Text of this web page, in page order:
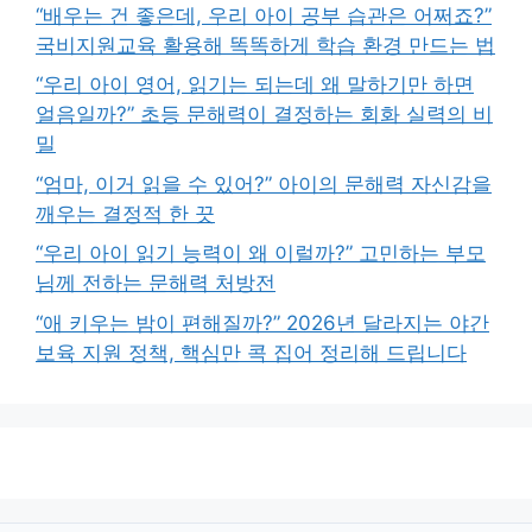
“배우는 건 좋은데, 우리 아이 공부 습관은 어쩌죠?”
국비지원교육 활용해 똑똑하게 학습 환경 만드는 법
“우리 아이 영어, 읽기는 되는데 왜 말하기만 하면
얼음일까?” 초등 문해력이 결정하는 회화 실력의 비
밀
“엄마, 이거 읽을 수 있어?” 아이의 문해력 자신감을
깨우는 결정적 한 끗
“우리 아이 읽기 능력이 왜 이럴까?” 고민하는 부모
님께 전하는 문해력 처방전
“애 키우는 밤이 편해질까?” 2026년 달라지는 야간
보육 지원 정책, 핵심만 콕 집어 정리해 드립니다